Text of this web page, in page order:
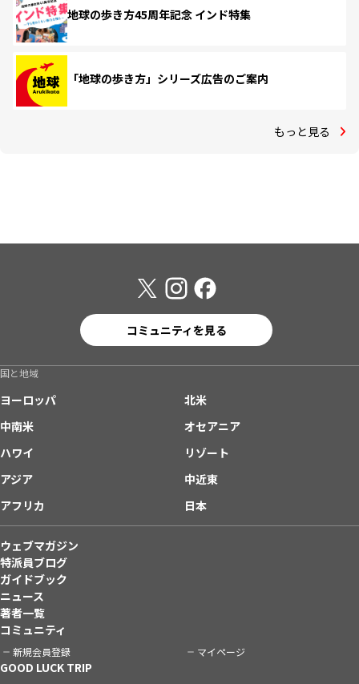
地球の歩き方45周年記念 インド特集
「地球の歩き方」シリーズ広告のご案内
もっと見る
コミュニティを見る
国と地域
ヨーロッパ
北米
中南米
オセアニア
ハワイ
リゾート
アジア
中近東
アフリカ
日本
ウェブマガジン
特派員ブログ
ガイドブック
ニュース
著者一覧
コミュニティ
新規会員登録 マイページ
GOOD LUCK TRIP